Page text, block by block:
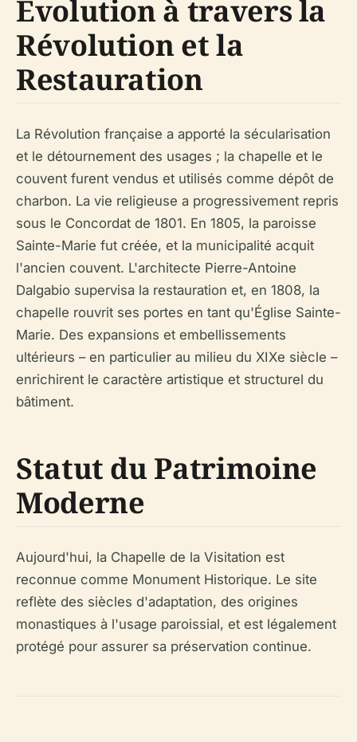
Évolution à travers la
Révolution et la
Restauration
La Révolution française a apporté la sécularisation
et le détournement des usages ; la chapelle et le
couvent furent vendus et utilisés comme dépôt de
charbon. La vie religieuse a progressivement repris
sous le Concordat de 1801. En 1805, la paroisse
Sainte-Marie fut créée, et la municipalité acquit
l'ancien couvent. L'architecte Pierre-Antoine
Dalgabio supervisa la restauration et, en 1808, la
chapelle rouvrit ses portes en tant qu'Église Sainte-
Marie. Des expansions et embellissements
ultérieurs – en particulier au milieu du XIXe siècle –
enrichirent le caractère artistique et structurel du
bâtiment.
Statut du Patrimoine
Moderne
Aujourd'hui, la Chapelle de la Visitation est
reconnue comme Monument Historique. Le site
reflète des siècles d'adaptation, des origines
monastiques à l'usage paroissial, et est légalement
protégé pour assurer sa préservation continue.